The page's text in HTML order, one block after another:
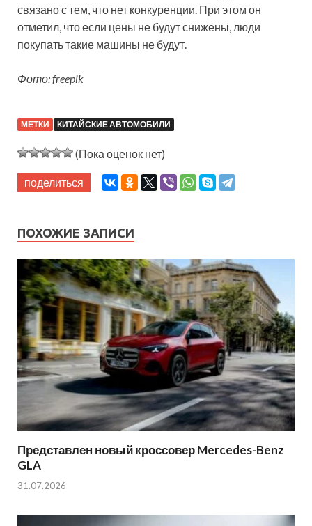
связано с тем, что нет конкуренции. При этом он
отметил, что если цены не будут снижены, люди
покупать такие машины не будут.
Фото: freepik
МЕТКИ КИТАЙСКИЕ АВТОМОБИЛИ
(Пока оценок нет)
поделиться
ПОХОЖИЕ ЗАПИСИ
Представлен новый кроссовер Mercedes-Benz
GLA
31.07.2026